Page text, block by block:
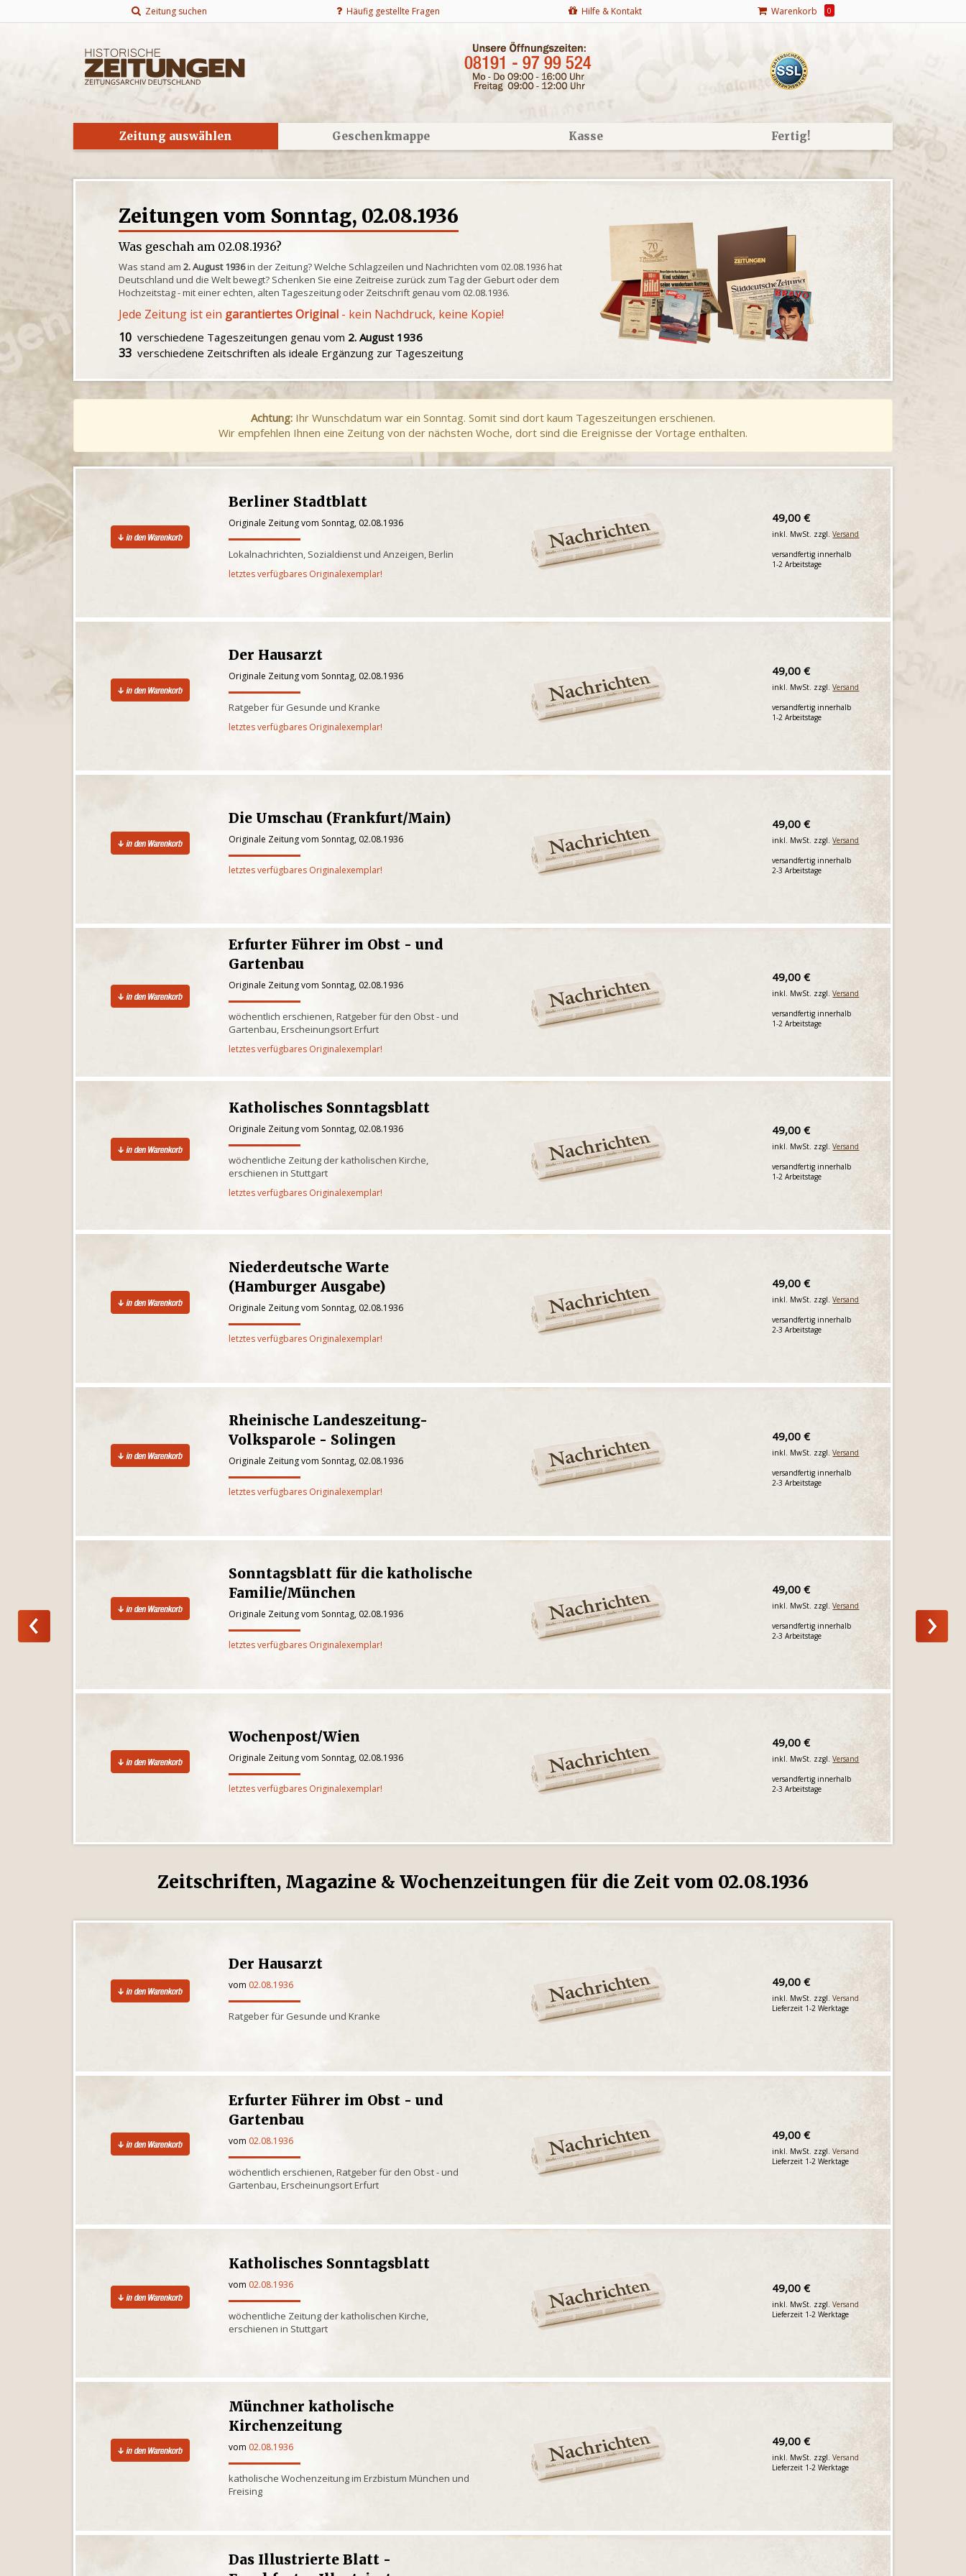
Zeitung suchen Häufig gestellte Fragen Hilfe & Kontakt Warenkorb 0
Zeitung auswählen Geschenkmappe Kasse Fertig!
Zeitungen vom Sonntag, 02.08.1936
Was geschah am 02.08.1936?
Was stand am2. August 1936in der Zeitung? Welche Schlagzeilen und Nachrichten vom 02.08.1936 hat
Deutschland und die Welt bewegt? Schenken Sie eine Zeitreise zurück zum Tag der Geburt oder dem
Hochzeitstag - mit einer echten, alten Tageszeitung oder Zeitschrift genau vom 02.08.1936.
Jede Zeitung ist ein garantiertes Original - kein Nachdruck, keine Kopie!
10 verschiedene Tageszeitungen genau vom 2. August 1936
33 verschiedene Zeitschriften als ideale Ergänzung zur Tageszeitung
Achtung: Ihr Wunschdatum war ein Sonntag. Somit sind dort kaum Tageszeitungen erschienen.
Wir empfehlen Ihnen eine Zeitung von der nächsten Woche, dort sind die Ereignisse der Vortage enthalten.
Berliner Stadtblatt
Originale Zeitung vom Sonntag, 02.08.1936
Lokalnachrichten, Sozialdienst und Anzeigen, Berlin
letztes verfügbares Originalexemplar!
49,00 €
inkl. MwSt. zzgl.Versand
versandfertig innerhalb
1-2 Arbeitstage
Der Hausarzt
Originale Zeitung vom Sonntag, 02.08.1936
Ratgeber für Gesunde und Kranke
letztes verfügbares Originalexemplar!
49,00 €
inkl. MwSt. zzgl.Versand
versandfertig innerhalb
1-2 Arbeitstage
Die Umschau (Frankfurt/Main)
Originale Zeitung vom Sonntag, 02.08.1936
letztes verfügbares Originalexemplar!
49,00 €
inkl. MwSt. zzgl.Versand
versandfertig innerhalb
2-3 Arbeitstage
Erfurter Führer im Obst - und
Gartenbau
Originale Zeitung vom Sonntag, 02.08.1936
wöchentlich erschienen, Ratgeber für den Obst - und
Gartenbau, Erscheinungsort Erfurt
letztes verfügbares Originalexemplar!
49,00 €
inkl. MwSt. zzgl.Versand
versandfertig innerhalb
1-2 Arbeitstage
Katholisches Sonntagsblatt
Originale Zeitung vom Sonntag, 02.08.1936
wöchentliche Zeitung der katholischen Kirche,
erschienen in Stuttgart
letztes verfügbares Originalexemplar!
49,00 €
inkl. MwSt. zzgl.Versand
versandfertig innerhalb
1-2 Arbeitstage
Niederdeutsche Warte
(Hamburger Ausgabe)
Originale Zeitung vom Sonntag, 02.08.1936
letztes verfügbares Originalexemplar!
49,00 €
inkl. MwSt. zzgl.Versand
versandfertig innerhalb
2-3 Arbeitstage
Rheinische Landeszeitung-
Volksparole - Solingen
Originale Zeitung vom Sonntag, 02.08.1936
letztes verfügbares Originalexemplar!
49,00 €
inkl. MwSt. zzgl.Versand
versandfertig innerhalb
2-3 Arbeitstage
Sonntagsblatt für die katholische
Familie/München
Originale Zeitung vom Sonntag, 02.08.1936
letztes verfügbares Originalexemplar!
49,00 €
inkl. MwSt. zzgl.Versand
versandfertig innerhalb
2-3 Arbeitstage
Wochenpost/Wien
Originale Zeitung vom Sonntag, 02.08.1936
letztes verfügbares Originalexemplar!
49,00 €
inkl. MwSt. zzgl.Versand
versandfertig innerhalb
2-3 Arbeitstage
Zeitschriften, Magazine & Wochenzeitungen für die Zeit vom 02.08.1936
Der Hausarzt
vom 02.08.1936
Ratgeber für Gesunde und Kranke
49,00 €
inkl. MwSt. zzgl.Versand
Lieferzeit 1-2 Werktage
Erfurter Führer im Obst - und
Gartenbau
vom 02.08.1936
wöchentlich erschienen, Ratgeber für den Obst - und
Gartenbau, Erscheinungsort Erfurt
49,00 €
inkl. MwSt. zzgl.Versand
Lieferzeit 1-2 Werktage
Katholisches Sonntagsblatt
vom 02.08.1936
wöchentliche Zeitung der katholischen Kirche,
erschienen in Stuttgart
49,00 €
inkl. MwSt. zzgl.Versand
Lieferzeit 1-2 Werktage
Münchner katholische
Kirchenzeitung
vom 02.08.1936
katholische Wochenzeitung im Erzbistum München und
Freising
49,00 €
inkl. MwSt. zzgl.Versand
Lieferzeit 1-2 Werktage
Das Illustrierte Blatt -